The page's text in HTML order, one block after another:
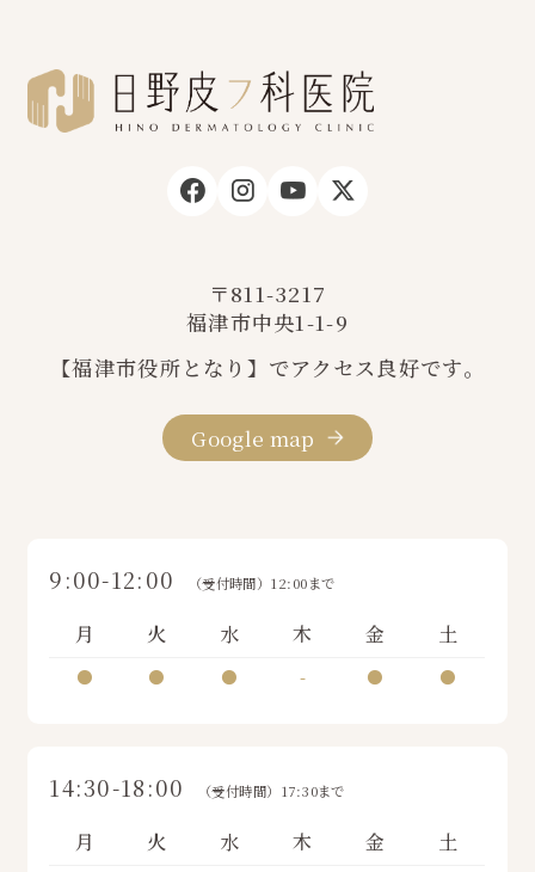
〒811-3217
福津市中央1-1-9
【福津市役所となり】でアクセス良好です。
Google map
9:00-12:00 （受付時間）12:00まで
月 火 水 木 金 土
● ● ● - ● ●
14:30-18:00 （受付時間）17:30まで
月 火 水 木 金 土